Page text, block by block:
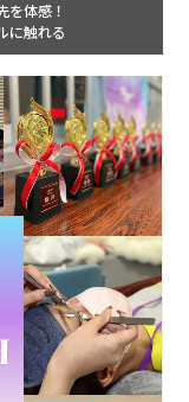
を体感！
に触れる